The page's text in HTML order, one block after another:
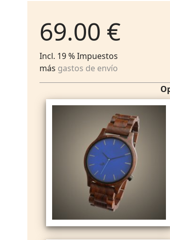
69.00 €
Incl. 19 % Impuestos
más gastos de envío